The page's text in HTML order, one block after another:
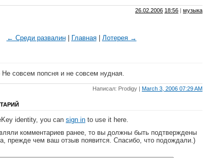
26.02.2006 18:56 | музыка
← Среди развалин| Главная| Лотерея →
совсем попсня и не совсем нудная.
Написал: Prodigy | March 3, 2006 07:29 AM
identity, you can sign in to use it here.
комментариев ранее, то вы должны быть подтверждены
прежде чем ваш отзыв появится. Спасибо, что подождали.)